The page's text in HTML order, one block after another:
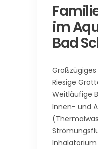
im
Bad
Riesige
Weitläufige
Innen- und